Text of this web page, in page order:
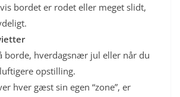
bordet er rodet eller meget slidt,
borde, hverdagsnær jul eller når du
opstilling.
hver gæst sin egen “zone”, er